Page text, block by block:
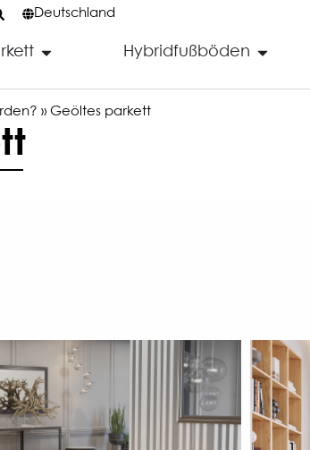
Deutschland
Hybridfußböden
» Geöltes parkett